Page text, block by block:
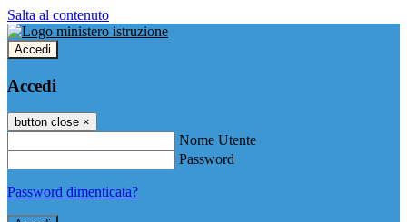
Salta al contenuto
Accedi
Accedi
button close ×
Nome Utente
Password
Password dimenticata?